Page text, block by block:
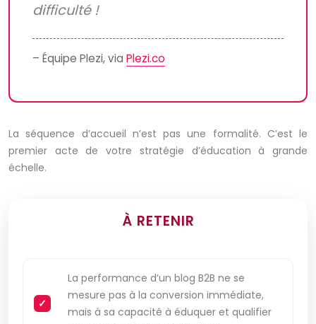
difficulté !
– Équipe Plezi, via Plezi.co
La séquence d’accueil n’est pas une formalité. C’est le
premier acte de votre stratégie d’éducation à grande
échelle.
À RETENIR
La performance d’un blog B2B ne se
mesure pas à la conversion immédiate,
mais à sa capacité à éduquer et qualifier